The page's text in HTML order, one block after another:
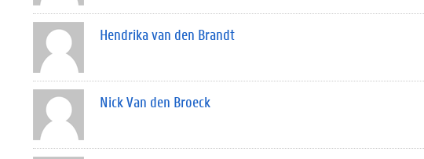
Hendrika van den Brandt
Nick Van den Broeck